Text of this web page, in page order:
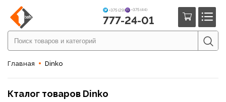
+375 (29) +375 (44)
777-24-01
Главная Dinko
Кталог товаров Dinko